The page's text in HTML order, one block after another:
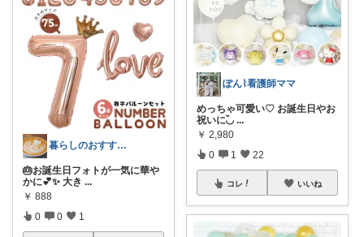
暮らしのおすすめROOM
🎂お誕生日フォトが一気に華や
かに💕✨ 大き ...
￥ 888
0 0 1
ぽん⌇看護師ママ
めっちゃ可愛い♡ お誕生日やお
祝いに◟̆◞ ...
￥ 2,980
0 1 22
コレ いいね